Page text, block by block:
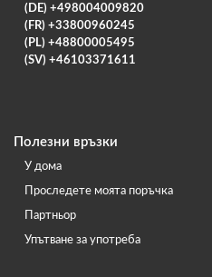
(DE) +498004009820
(FR) +33800960245
(PL) +48800005495
(SV) +46103371611
Полезни връзки
У дома
Проследете моята поръчка
Партньор
Упътване за употреба